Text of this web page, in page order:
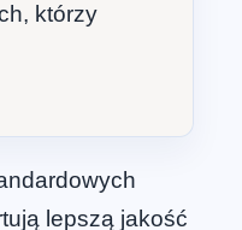
którzy
lepszą jakość